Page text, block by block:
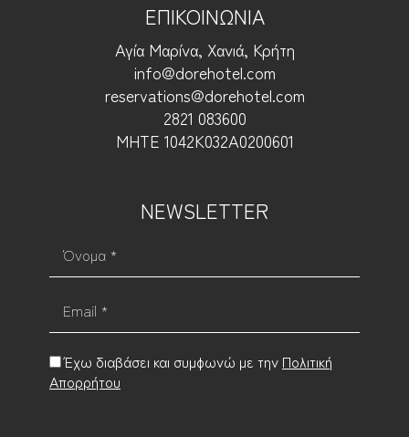
ΕΠΙΚΟΙΝΩΝΙΑ
Αγία Μαρίνα, Χανιά, Κρήτη
info@dorehotel.com
reservations@dorehotel.com
2821 083600
ΜΗΤΕ 1042Κ032Α0200601
NEWSLETTER
Έχω διαβάσει και συμφωνώ με την Πολιτική
Απορρήτου